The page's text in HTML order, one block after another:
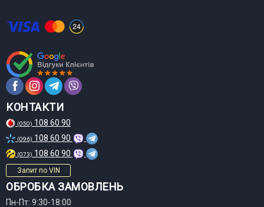
КОНТАКТИ
(050) 108 60 90
(096) 108 60 90
(073) 108 60 90
Запит по VIN
ОБРОБКА ЗАМОВЛЕНЬ
Пн-Пт: 9:30-18:00